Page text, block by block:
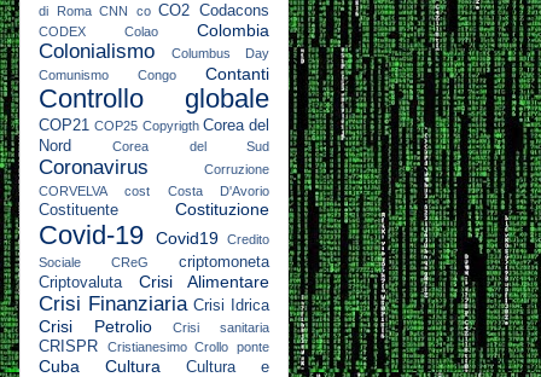
di Roma CNN co CO2 Codacons
CODEX Colao Colombia
Colonialismo
Columbus Day
Comunismo
Congo Contanti
Controllo globale
COP21 COP25 Copyrigth Corea del
Nord
Corea del Sud
Coronavirus
Corruzione
CORVELVA
cost Costa D'Avorio
Costituente Costituzione
Covid-19 Covid19
Credito
Sociale
CReG
criptomoneta
Criptovaluta
Crisi Alimentare
Crisi Finanziaria Crisi Idrica
Crisi Petrolio Crisi sanitaria
CRISPR Cristianesimo Crollo ponte
Cuba Cultura
Cultura e